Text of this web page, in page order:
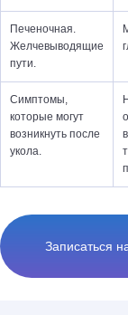
Печеночная.
Желчевыводящие
пути.
Симптомы,
которые могут
возникнуть после
укола.
Записаться